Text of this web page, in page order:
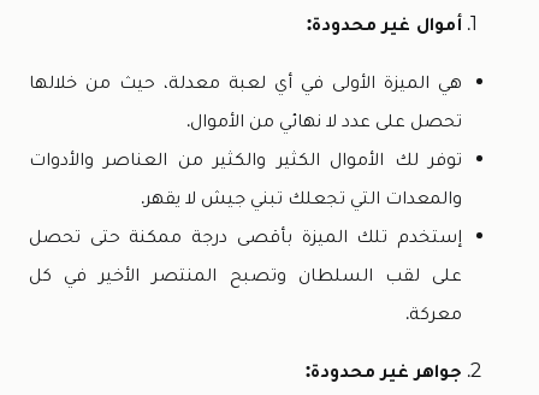
أموال غير محدودة:
هي الميزة الأولى في أي لعبة معدلة، حيث من خلالها
تحصل على عدد لا نهائي من الأموال.
توفر لك الأموال الكثير والكثير من العناصر والأدوات
والمعدات التي تجعلك تبني جيش لا يقهر.
إستخدم تلك الميزة بأقصى درجة ممكنة حتى تحصل
على لقب السلطان وتصبح المنتصر الأخير في كل
معركة.
جواهر غير محدودة: